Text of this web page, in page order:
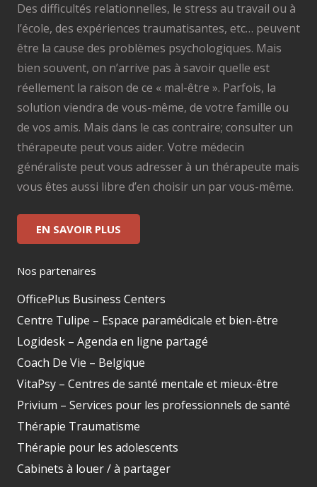
Des difficultés relationnelles, le stress au travail ou à
l’école, des expériences traumatisantes, etc… peuvent
être la cause des problèmes psychologiques. Mais
bien souvent, on n’arrive pas à savoir quelle est
réellement la raison de ce « mal-être ». Parfois, la
solution viendra de vous-même, de votre famille ou
de vos amis. Mais dans le cas contraire; consulter un
thérapeute peut vous aider. Votre médecin
généraliste peut vous adresser à un thérapeute mais
vous êtes aussi libre d’en choisir un par vous-même.
EN SAVOIR PLUS
Nos partenaires
OfficePlus Business Centers
Centre Tulipe – Espace paramédicale et bien-être
Logidesk – Agenda en ligne partagé
Coach De Vie – Belgique
VitaPsy – Centres de santé mentale et mieux-être
Privium – Services pour les professionnels de santé
Thérapie Traumatisme
Thérapie pour les adolescents
Cabinets à louer / à partager